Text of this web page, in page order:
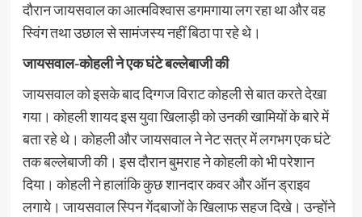
दौरान जायसवाल का आत्मविश्वास डगमगाया लग रहा था और वह
स्विंग तथा उछाल से सामंजस्य नहीं बिठा पा रहे थे।
जायसवाल-कोहली ने एक घंटे बल्लेबाजी की
जायसवाल को इसके बाद दिग्गज विराट कोहली से बात करते देखा
गया। कोहली शायद इस युवा खिलाड़ी को उनकी खामियों के बारे में
बता रहे थे। कोहली और जायसवाल ने नेट सत्र में लगभग एक घंटे
तक बल्लेबाजी की। इस दौरान बुमराह ने कोहली को भी परेशान
दिया। कोहली ने हालांकि कुछ शानदार कवर और ऑन ड्राइव
लगाये। जायसवाल स्पिन गेंदबाजों के खिलाफ सहज दिखे। उन्होंने